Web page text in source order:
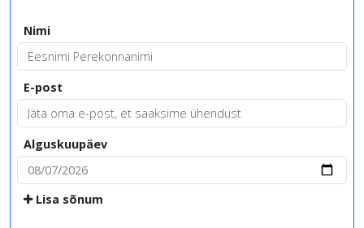
Nimi
E-post
Alguskuupäev
Lisa sõnum